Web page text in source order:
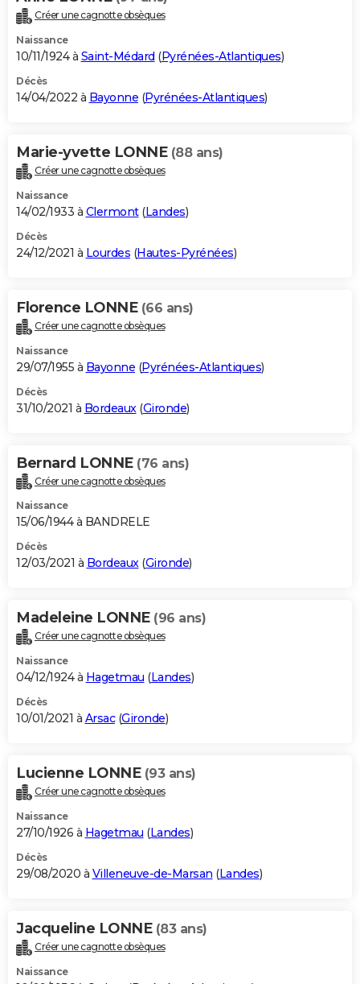
Créer une cagnotte obsèques
Naissance
10/11/1924 à Saint-Médard (Pyrénées-Atlantiques)
Décès
14/04/2022 à Bayonne (Pyrénées-Atlantiques)
Marie-yvette LONNE (88 ans)
Créer une cagnotte obsèques
Naissance
14/02/1933 à Clermont(Landes)
Décès
24/12/2021 à Lourdes (Hautes-Pyrénées)
Florence LONNE (66 ans)
Créer une cagnotte obsèques
Naissance
29/07/1955 à Bayonne (Pyrénées-Atlantiques)
Décès
31/10/2021 à Bordeaux (Gironde)
Bernard LONNE (76 ans)
Créer une cagnotte obsèques
Naissance
15/06/1944 à BANDRELE
Décès
12/03/2021 à Bordeaux(Gironde)
Madeleine LONNE (96 ans)
Créer une cagnotte obsèques
Naissance
04/12/1924 à Hagetmau (Landes)
Décès
10/01/2021 à Arsac(Gironde)
Lucienne LONNE (93 ans)
Créer une cagnotte obsèques
Naissance
27/10/1926 à Hagetmau (Landes)
Décès
29/08/2020 à Villeneuve-de-Marsan (Landes)
Jacqueline LONNE (83 ans)
Créer une cagnotte obsèques
Naissance